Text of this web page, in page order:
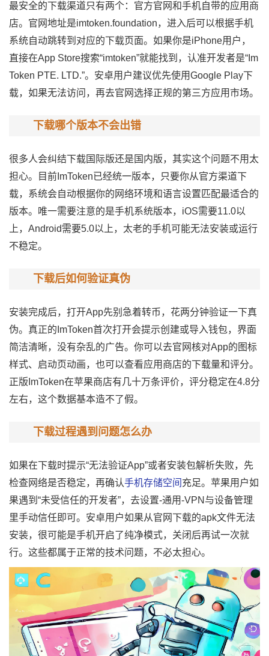
最安全的下载渠道只有两个：官方官网和手机自带的应用商
店。官网地址是imtoken.foundation，进入后可以根据手机
系统自动跳转到对应的下载页面。如果你是iPhone用户，
直接在App Store搜索“imtoken”就能找到，认准开发者是“Im
Token PTE. LTD.”。安卓用户建议优先使用Google Play下
载，如果无法访问，再去官网选择正规的第三方应用市场。
下载哪个版本不会出错
很多人会纠结下载国际版还是国内版，其实这个问题不用太
担心。目前ImToken已经统一版本，只要你从官方渠道下
载，系统会自动根据你的网络环境和语言设置匹配最适合的
版本。唯一需要注意的是手机系统版本，iOS需要11.0以
上，Android需要5.0以上，太老的手机可能无法安装或运行
不稳定。
下载后如何验证真伪
安装完成后，打开App先别急着转币，花两分钟验证一下真
伪。真正的ImToken首次打开会提示创建或导入钱包，界面
简洁清晰，没有杂乱的广告。你可以去官网核对App的图标
样式、启动页动画，也可以查看应用商店的下载量和评分。
正版ImToken在苹果商店有几十万条评价，评分稳定在4.8分
左右，这个数据基本造不了假。
下载过程遇到问题怎么办
如果在下载时提示“无法验证App”或者安装包解析失败，先
检查网络是否稳定，再确认手机存储空间 充足。苹果用户如
果遇到“未受信任的开发者”，去设置-通用-VPN与设备管理
里手动信任即可。安卓用户如果从官网下载的apk文件无法
安装，很可能是手机开启了纯净模式，关闭后再试一次就
行。这些都属于正常的技术问题，不必太担心。